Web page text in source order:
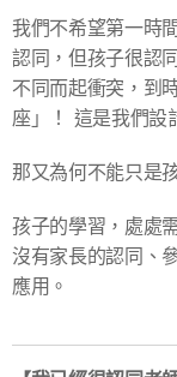
我們不希望第一時
認同，但孩子很認
不同而起衝突，到
座」！ 這是我們設
那又為何不能只是
孩子的學習，處處
沒有家長的認同、
應用。